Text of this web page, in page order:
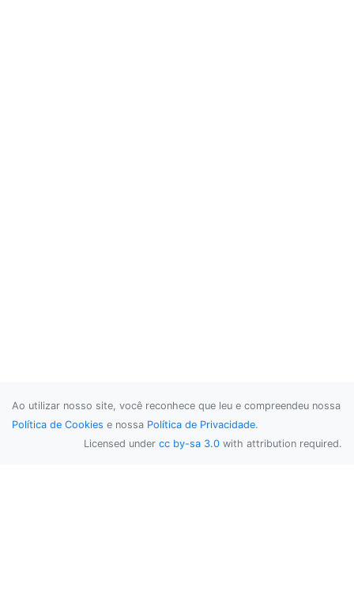
Ao utilizar nosso site, você reconhece que leu e compreendeu nossa
Política de Cookies e nossa Política de Privacidade.
Licensed under cc by-sa 3.0 with attribution required.